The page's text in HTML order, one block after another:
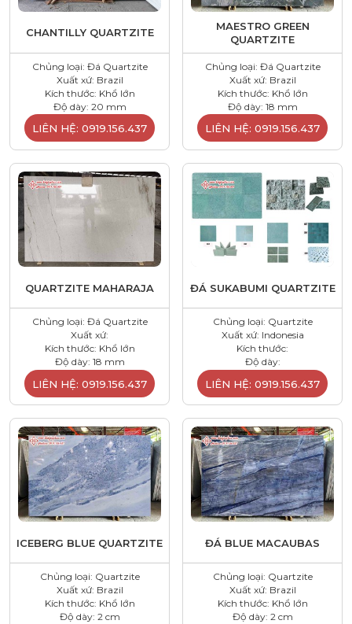
CHANTILLY QUARTZITE
Chủng loại: Đá Quartzite
Xuất xứ: Brazil
Kích thước: Khổ lớn
Độ dày: 20 mm
LIÊN HỆ: 0919.156.437
MAESTRO GREEN
QUARTZITE
Chủng loại: Đá Quartzite
Xuất xứ: Brazil
Kích thước: Khổ lớn
Độ dày: 18 mm
LIÊN HỆ: 0919.156.437
QUARTZITE MAHARAJA
Chủng loại: Đá Quartzite
Xuất xứ:
Kích thước: Khổ lớn
Độ dày: 18 mm
LIÊN HỆ: 0919.156.437
ĐÁ SUKABUMI QUARTZITE
Chủng loại: Quartzite
Xuất xứ: Indonesia
Kích thước:
Độ dày:
LIÊN HỆ: 0919.156.437
ICEBERG BLUE QUARTZITE
Chủng loại: Quartzite
Xuất xứ: Brazil
Kích thước: Khổ lớn
Độ dày: 2 cm
ĐÁ BLUE MACAUBAS
Chủng loại: Quartzite
Xuất xứ: Brazil
Kích thước: Khổ lớn
Độ dày: 2 cm